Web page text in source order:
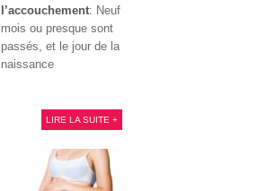
l’accouchement: Neuf
mois ou presque sont
passés, et le jour de la
naissance
LIRE LA SUITE +